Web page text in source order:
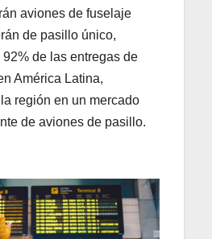
aviones de fuselaje
de pasillo único,
de las entregas de
América Latina,
región en un mercado
de aviones de pasillo.